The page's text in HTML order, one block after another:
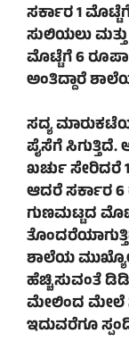
ಸರ್ಕಾರ 1
ಸುಲಿಯಲು
ಮೊಟ್ಟೆಗೆ 6
ಅಂತಿದ್ದಾರೆ
ಸದ್ಯ
ಪೈಸೆಗೆ
ಖರ್ಚು ಸೇರಿದರೆ 1
ಆದರೆ ಸರ್ಕಾರ
ಗುಣಮಟ್ಟದ
ಶಾಲೆಯ
ಹೆಚ್ಚಿಸುವಂತೆ
ಮೇಲಿಂದ ಮೇಲೆ
ಇದುವರೆಗೂ